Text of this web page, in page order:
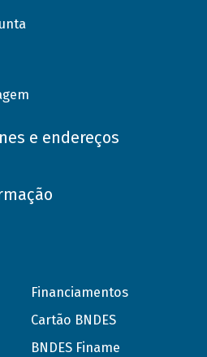
e endereços
Financiamentos
Cartão BNDES
BNDES Finame